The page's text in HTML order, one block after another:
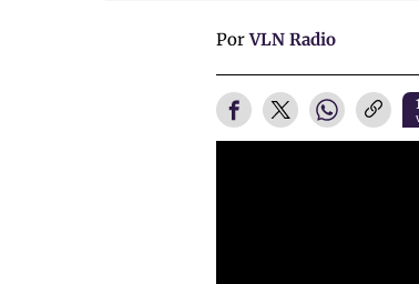
PorVLN Radio